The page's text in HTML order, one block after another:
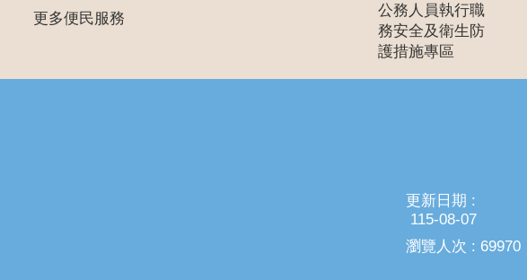
更多便民服務
公務人員執行職
務安全及衛生防
護措施專區
更新日期
115-08-07
瀏覽人次
69970